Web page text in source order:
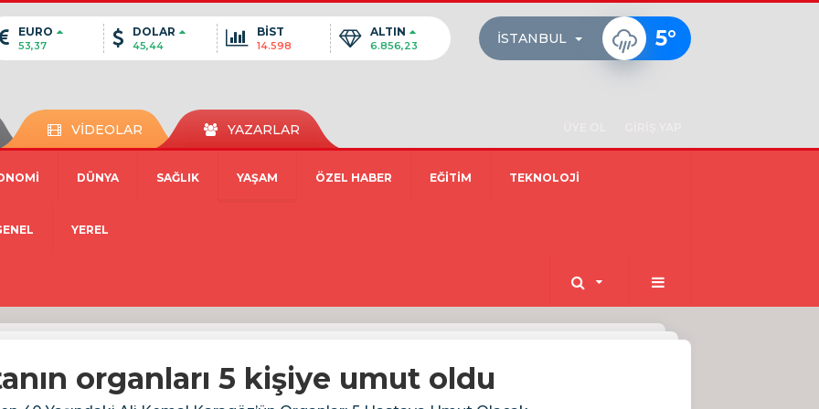
EURO
53,37
DOLAR
45,44
BİST
14.598
ALTIN
6.856,23 İSTANBUL 5°
VİDEOLAR YAZARLAR
DÜNYA SAĞLIK YAŞAM ÖZEL HABER EĞİTİM TEKNOLOJİ
YEREL
organları 5 kişiye umut oldu